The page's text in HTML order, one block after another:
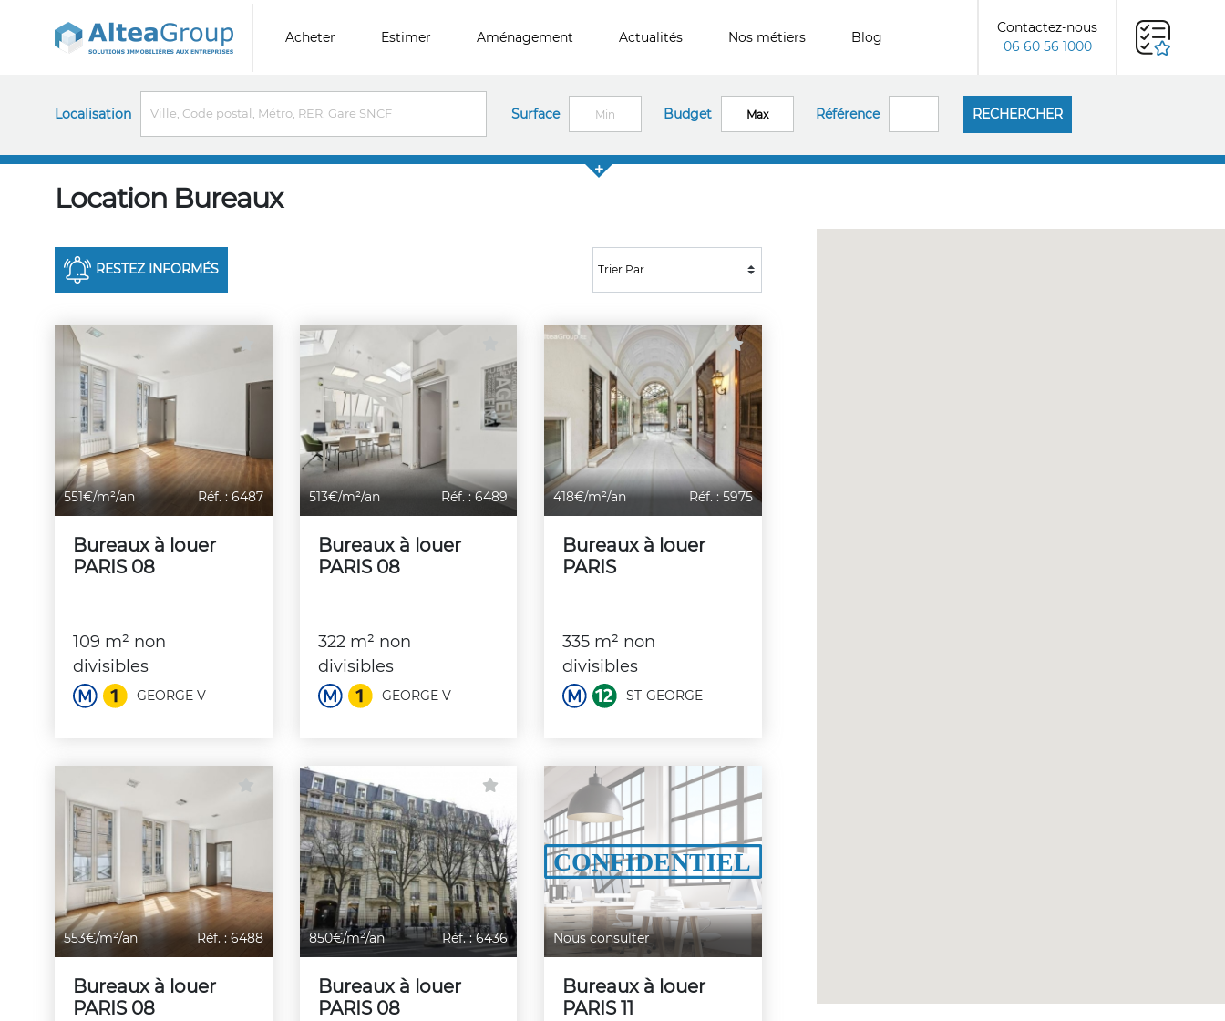
Acheter Estimer Aménagement Actualités Nos métiers Blog
Contactez-nous
06 60 56 1000
Localisation Surface Budget Référence
Location Bureaux
RESTEZ INFORMÉS
551€/m²/an Réf. : 6487
Bureaux à louer
PARIS 08
109 m² non
divisibles
GEORGE V
513€/m²/an Réf. : 6489
Bureaux à louer
PARIS 08
322 m² non
divisibles
GEORGE V
418€/m²/an Réf. : 5975
Bureaux à louer
PARIS
335 m² non
divisibles
ST-GEORGE
553€/m²/an Réf. : 6488
Bureaux à louer
PARIS 08
850€/m²/an Réf. : 6436
Bureaux à louer
PARIS 08
Nous consulter
Bureaux à louer
PARIS 11